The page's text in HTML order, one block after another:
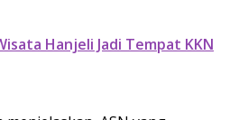
Hanjeli Jadi Tempat KKN